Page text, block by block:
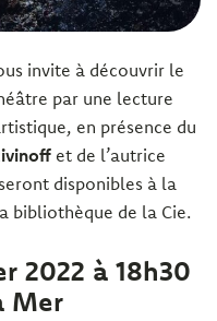
invite à découvrir le
par une lecture
en présence du
et de l’autrice
disponibles à la
bibliothèque de la Cie.
2022 à 18h30
Mer